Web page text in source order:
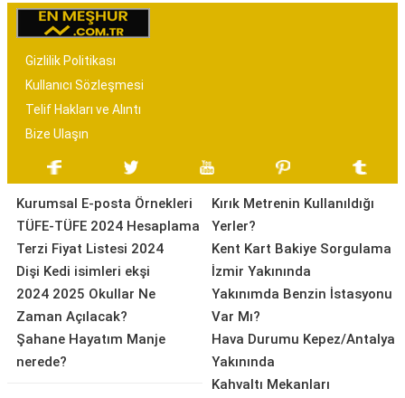
Gizlilik Politikası
Kullanıcı Sözleşmesi
Telif Hakları ve Alıntı
Bize Ulaşın
Kurumsal E-posta Örnekleri
TÜFE-TÜFE 2024 Hesaplama
Terzi Fiyat Listesi 2024
Dişi Kedi isimleri ekşi
2024 2025 Okullar Ne
Zaman Açılacak?
Şahane Hayatım Manje
nerede?
Kırık Metrenin Kullanıldığı
Yerler?
Kent Kart Bakiye Sorgulama
İzmir Yakınında
Yakınımda Benzin İstasyonu
Var Mı?
Hava Durumu Kepez/Antalya
Yakınında
Kahvaltı Mekanları